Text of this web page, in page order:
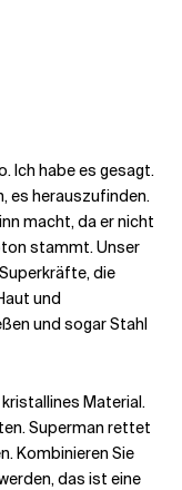
Ich habe es gesagt.
es herauszufinden.
macht, da er nicht
stammt. Unser
die
und
und sogar Stahl
Material.
Superman rettet
Kombinieren Sie
das ist eine